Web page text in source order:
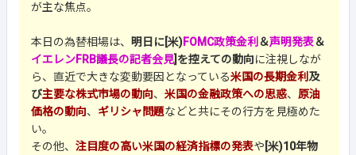
が主な焦点。
本日の為替相場は、 明日に[米)FOMC政策金利 ＆声明発表＆
イエレンFRB議長の記者会見]を控えての動向に注視しなが
ら、直近で大きな変動要因となっている米国の長期金利及
び主要な株式市場の動向、 米国の金融政策への思惑、 原油
価格の動向、 ギリシャ問題などと共にその行方を見極めた
い。
その他、 注目度の高い米国の経済指標の発表や [米)10年物